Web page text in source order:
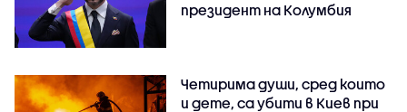
президент на Колумбия
Четирима души, сред които
и дете, са убити в Киев при